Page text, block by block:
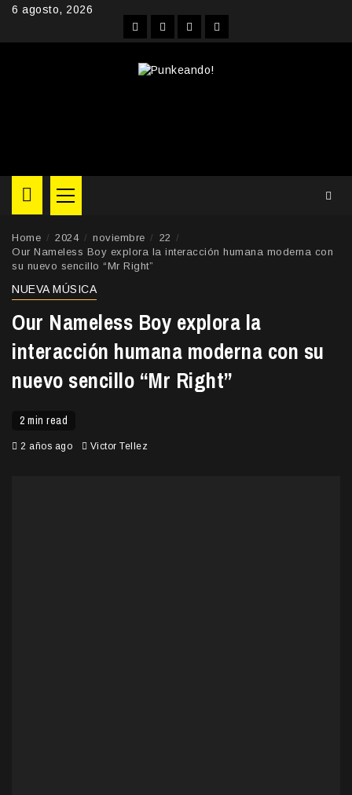
Skip6 agosto, 2026
FacebookInstagram
YouTubeTwitter
Primary
Menu
Home 2024 noviembre
22
Our Nameless Boy explora la interacción humana moderna con
su nuevo sencillo “Mr Right”
NUEVA MÚSICA
Our Nameless Boy explora la
interacción humana moderna con su
nuevo sencillo “Mr Right”
2 min read
2 años ago Victor Tellez